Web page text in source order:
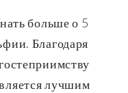
больше о 5
Благодаря
лучшим